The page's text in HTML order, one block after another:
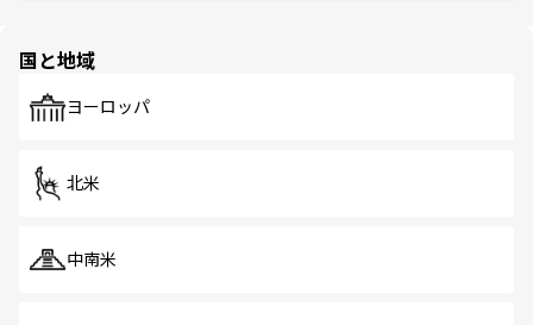
で、ホーカーズは地元の風情を楽しめる外せないスポット
国と地域
ヨーロッパ
北米
中南米